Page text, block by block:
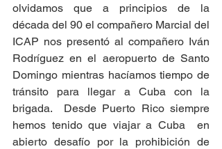
olvidamos que a principios de la
década del 90 el compañero Marcial del
ICAP nos presentó al compañero Iván
Rodríguez en el aeropuerto de Santo
Domingo mientras hacíamos tiempo de
tránsito para llegar a Cuba con la
brigada.  Desde Puerto Rico siempre
hemos tenido que viajar a Cuba  en
abierto desafío por la prohibición de